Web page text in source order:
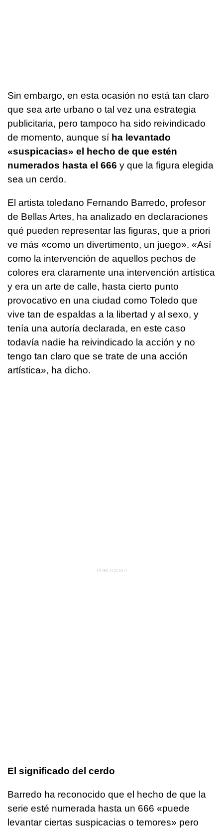
Sin embargo, en esta ocasión no está tan claro
que sea arte urbano o tal vez una estrategia
publicitaria, pero tampoco ha sido reivindicado
de momento, aunque sí ha levantado
«suspicacias» el hecho de que estén
numerados hasta el 666 y que la figura elegida
sea un cerdo.
El artista toledano Fernando Barredo, profesor
de Bellas Artes, ha analizado en declaraciones
qué pueden representar las figuras, que a priori
ve más «como un divertimento, un juego». «Así
como la intervención de aquellos pechos de
colores era claramente una intervención artística
y era un arte de calle, hasta cierto punto
provocativo en una ciudad como Toledo que
vive tan de espaldas a la libertad y al sexo, y
tenía una autoría declarada, en este caso
todavía nadie ha reivindicado la acción y no
tengo tan claro que se trate de una acción
artística», ha dicho.
El significado del cerdo
Barredo ha reconocido que el hecho de que la
serie esté numerada hasta un 666 «puede
levantar ciertas suspicacias o temores» pero